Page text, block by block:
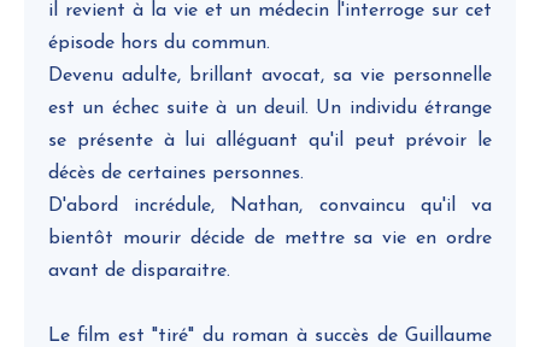
il revient à la vie et un médecin l'interroge sur cet
épisode hors du commun.
Devenu adulte, brillant avocat, sa vie personnelle
est un échec suite à un deuil. Un individu étrange
se présente à lui alléguant qu'il peut prévoir le
décès de certaines personnes.
D'abord incrédule, Nathan, convaincu qu'il va
bientôt mourir décide de mettre sa vie en ordre
avant de disparaitre.
Le film est "tiré" du roman à succès de Guillaume